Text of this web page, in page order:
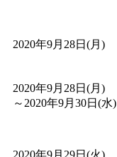
2020年9月28日(月)
2020年9月28日(月)
～ 2020年9月30日(水)
2020年9月29日(火)